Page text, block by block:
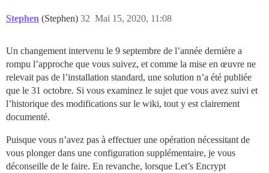
Stephen (Stephen) Mai 15, 2020, 11:08
32
Un changement intervenu le 9 septembre de l’année dernière a
rompu l’approche que vous suivez, et comme la mise en œuvre ne
relevait pas de l’installation standard, une solution n’a été publiée
que le 31 octobre. Si vous examinez le sujet que vous avez suivi et
l’historique des modifications sur le wiki, tout y est clairement
documenté.
Puisque vous n’avez pas à effectuer une opération nécessitant de
vous plonger dans une configuration supplémentaire, je vous
déconseille de le faire. En revanche, lorsque Let’s Encrypt